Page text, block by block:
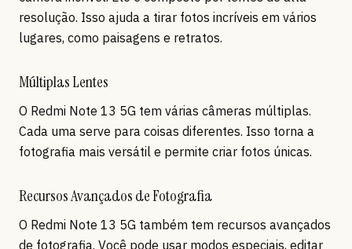
resolução. Isso ajuda a tirar fotos incríveis em vários
lugares, como paisagens e retratos.
Múltiplas Lentes
O Redmi Note 13 5G tem várias câmeras múltiplas.
Cada uma serve para coisas diferentes. Isso torna a
fotografia mais versátil e permite criar fotos únicas.
Recursos Avançados de Fotografia
O Redmi Note 13 5G também tem recursos avançados
de fotografia. Você pode usar modos especiais, editar